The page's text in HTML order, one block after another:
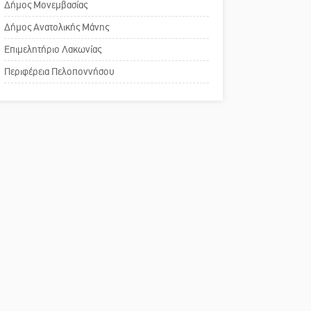
Σπάρτης για τη λειτουργία
του ΚΑΠΗ
Το δικό σας σχόλιο:
Παράδειγμα κοινωνικής
Δήμος Μονεμβασίας
Δήμος Ανατολικής Μάνης
Επιμελητήριο Λακωνίας
Περιφέρεια Πελοποννήσου